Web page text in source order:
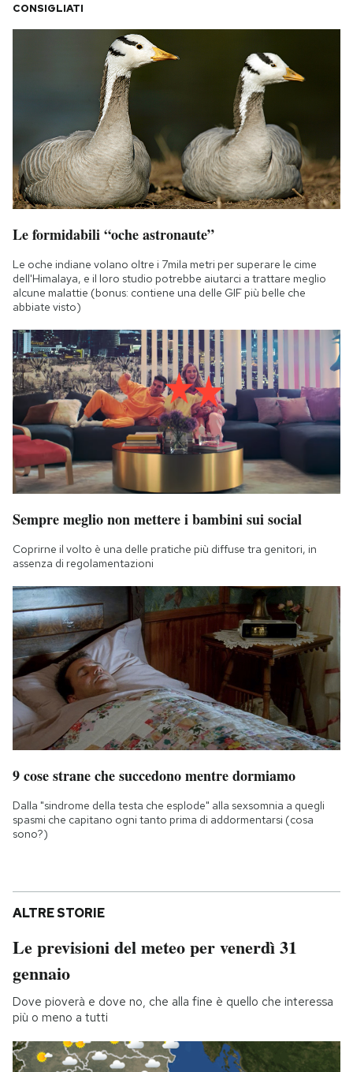
CONSIGLIATI
Le formidabili “oche astronaute”
Le oche indiane volano oltre i 7mila metri per superare le cime
dell'Himalaya, e il loro studio potrebbe aiutarci a trattare meglio
alcune malattie (bonus: contiene una delle GIF più belle che
abbiate visto)
Sempre meglio non mettere i bambini sui social
Coprirne il volto è una delle pratiche più diffuse tra genitori, in
assenza di regolamentazioni
9 cose strane che succedono mentre dormiamo
Dalla "sindrome della testa che esplode" alla sexsomnia a quegli
spasmi che capitano ogni tanto prima di addormentarsi (cosa
sono?)
ALTRE STORIE
Le previsioni del meteo per venerdì 31
gennaio
Dove pioverà e dove no, che alla fine è quello che interessa
più o meno a tutti